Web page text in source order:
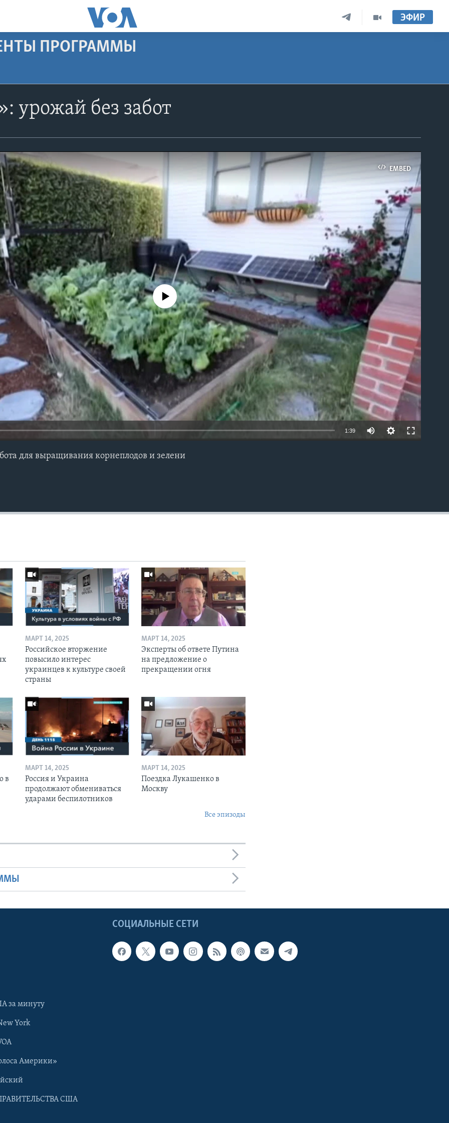
ЭФИР
ПРОГРАММЫ
урожай без забот
EMBED
No media source currently available
1:39
для выращивания корнеплодов и зелени
МАРТ 14, 2025
Российское вторжение
повысило интерес
украинцев к культуре своей
страны
МАРТ 14, 2025
Эксперты об ответе Путина
на предложение о
прекращении огня
в
МАРТ 14, 2025
Россия и Украина
продолжают обмениваться
ударами беспилотников
МАРТ 14, 2025
Поездка Лукашенко в
Москву
Все эпизоды
СОЦИАЛЬНЫЕ СЕТИ
за минуту
York
Америки»
США